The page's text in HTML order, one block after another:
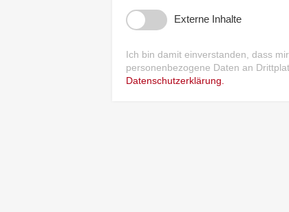
Externe Inhalte
Ich bin damit einverstanden, dass
personenbezogene Daten an
Datenschutzerklärung.